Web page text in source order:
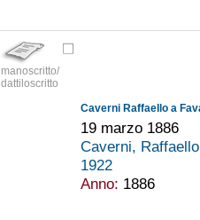
manoscritto/
dattiloscritto
Caverni Raffaello a
19 marzo 1886
Caverni,
1922
Anno: 1886